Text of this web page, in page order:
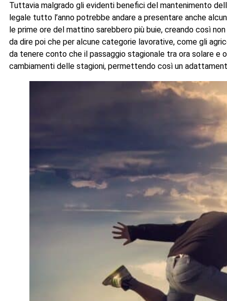
Tuttavia malgrado gli evidenti benefici del mantenimento
legale tutto l’anno potrebbe andare a presentare anche
le prime ore del mattino sarebbero più buie, creando così
da dire poi che per alcune categorie lavorative, come gli
da tenere conto che il passaggio stagionale tra ora solare e
cambiamenti delle stagioni, permettendo così un